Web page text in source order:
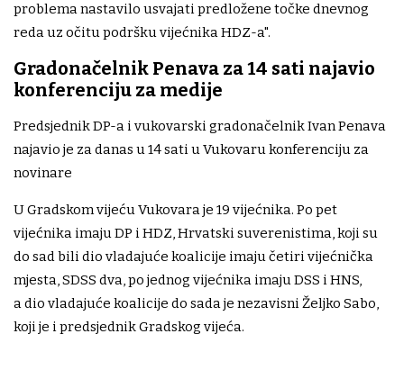
problema nastavilo usvajati predložene točke dnevnog
reda uz očitu podršku vijećnika HDZ-a".
Gradonačelnik Penava za 14 sati najavio
konferenciju za medije
Predsjednik DP-a i vukovarski gradonačelnik Ivan Penava
najavio je za danas u 14 sati u Vukovaru konferenciju za
novinare
U Gradskom vijeću Vukovara je 19 vijećnika. Po pet
vijećnika imaju DP i HDZ, Hrvatski suverenistima, koji su
do sad bili dio vladajuće koalicije imaju četiri vijećnička
mjesta, SDSS dva, po jednog vijećnika imaju DSS i HNS,
a dio vladajuće koalicije do sada je nezavisni Željko Sabo,
koji je i predsjednik Gradskog vijeća.